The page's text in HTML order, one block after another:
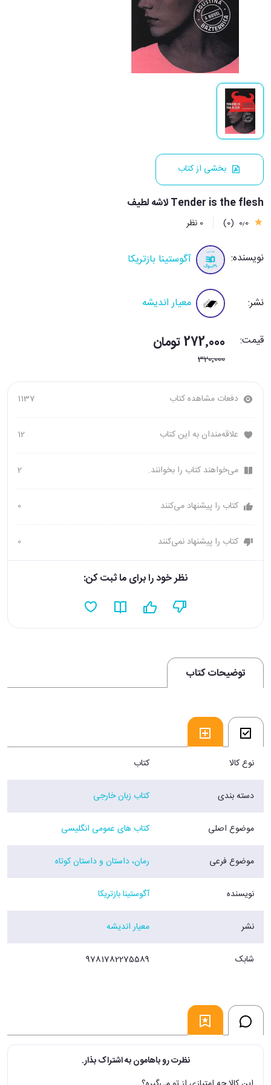
بخشی از کتاب
Tender is the flesh لاشه لطیف
0٫0 (0) 0 نظر
نویسنده: آگوستینا بازتریکا
نشر: معیار اندیشه
قیمت: 272٬000 تومان
320٬000
دفعات مشاهده کتاب 1137
علاقه‌مندان به این کتاب 12
می‌خواهند کتاب را بخوانند. 2
کتاب را پیشنهاد می‌کنند 0
کتاب را پیشنهاد نمی‌کنند 0
نظر خود را برای ما ثبت کن:
توضیحات کتاب
نوع کالا کتاب
دسته بندی کتاب زبان خارجی
موضوع اصلی کتاب های عمومی انگلیسی
موضوع فرعی رمان، داستان و داستان کوتاه
نویسنده آگوستینا بازتریکا
نشر معیار اندیشه
شابک 9781782275589
نظرت رو باهامون به اشتراک بذار.